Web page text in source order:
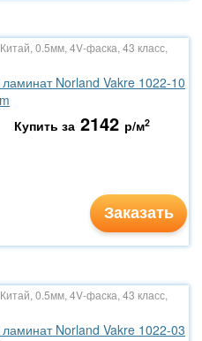
0.5мм, 4V-фаска, 43 класс,
ламинат Norland Vakre 1022-10
Купить за 2142 р/м2
Заказать
0.5мм, 4V-фаска, 43 класс,
ламинат Norland Vakre 1022-03